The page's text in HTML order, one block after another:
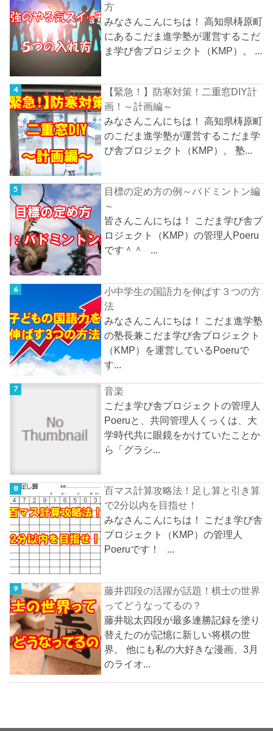
方
みなさんこんにちは！ 高知県梼原町
にあるこだま進学塾が運営するこだ
ま学び舎プロジェクト（KMP）。 ...
【緊急！】防寒対策！二重窓DIY計
画！～計画編～
みなさんこんにちは！ 高知県梼原町
のこだま進学塾が運営するこだま学
び舎プロジェクト（KMP）。 塾...
目標の定め方の例～バドミントン編
～
皆さんこんにちは！ こだま学び舎プ
ロジェクト（KMP）の管理人Poeru
です＾＾ ...
小中学生の国語力を伸ばす３つの方
法
みなさんこんにちは！ こだま進学塾
の塾長兼こだま学び舎プロジェクト
（KMP）を運営しているPoeruで
す...
音楽
こだま学び舎プロジェクトの管理人
Poeruと、共同管理人くっくは、大
学時代共に眼鏡をかけていたことか
ら「グラシ...
百マス計算攻略法！足し算と引き算
で2分以内を目指せ！
みなさんこんにちは！ こだま学び舎
プロジェクト（KMP）の管理人
Poeruです！ ...
藤井四段の活躍が話題！棋士の世界
ってどうなってるの？
藤井聡太四段が最多連勝記録を塗り
替えたのが記憶に新しい将棋の世
界。 他にも私の大好きな漫画、3月
のライオ...